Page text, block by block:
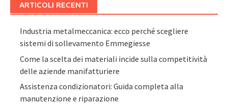
ARTICOLI RECENTI
Industria metalmeccanica: ecco perché scegliere
sistemi di sollevamento Emmegiesse
Come la scelta dei materiali incide sulla competitività
delle aziende manifatturiere
Assistenza condizionatori: Guida completa alla
manutenzione e riparazione